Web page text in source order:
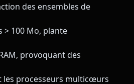
des ensembles de
> 100 Mo, plante
provoquant des
les processeurs multicœurs